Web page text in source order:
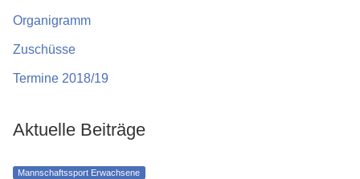
Organigramm
Zuschüsse
Termine 2018/19
Aktuelle Beiträge
Mannschaftssport Erwachsene